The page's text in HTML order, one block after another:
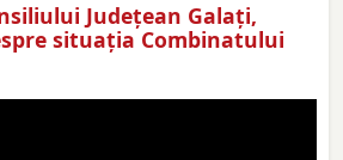
Judeţean Galaţi,
situaţia Combinatului